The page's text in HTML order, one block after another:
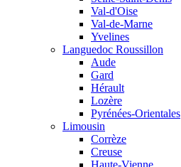
Val-d'Oise
Val-de-Marne
Yvelines
Languedoc Roussillon
Aude
Gard
Hérault
Lozère
Pyrénées-Orientales
Limousin
Corrèze
Creuse
Haute-Vienne